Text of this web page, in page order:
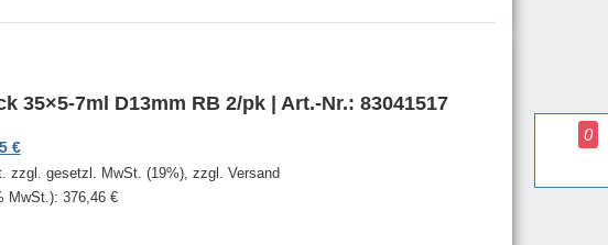
35×5-7ml D13mm RB 2/pk | Art.-Nr.: 83041517
Preis war: 333,00 €
€Aktueller Preis ist: 316,35 €.
zzgl. gesetzl. MwSt. (19%), zzgl. Versand
MwSt.): 376,46 €
0